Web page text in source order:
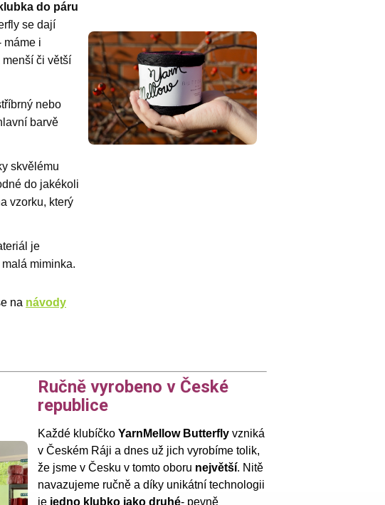
do páru
se dají
máme i
či větší
nebo
barvě
skvělému
do jakékoli
vzorku, který
je
miminka.
na návody
Ručně vyrobeno v České
republice
Každé klubíčko YarnMellow Butterflyvzniká
v Českém Ráji a dnes už jich vyrobíme tolik,
že jsme v Česku v tomto oboru největší. Nitě
navazujeme ručně a díky unikátní technologii
je jedno klubko jako druhé- pevně